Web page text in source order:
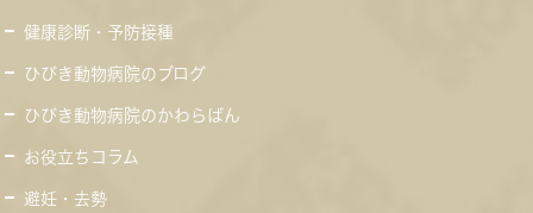
健康診断・予防接種
ひびき動物病院のブログ
ひびき動物病院のかわらばん
お役立ちコラム
避妊・去勢